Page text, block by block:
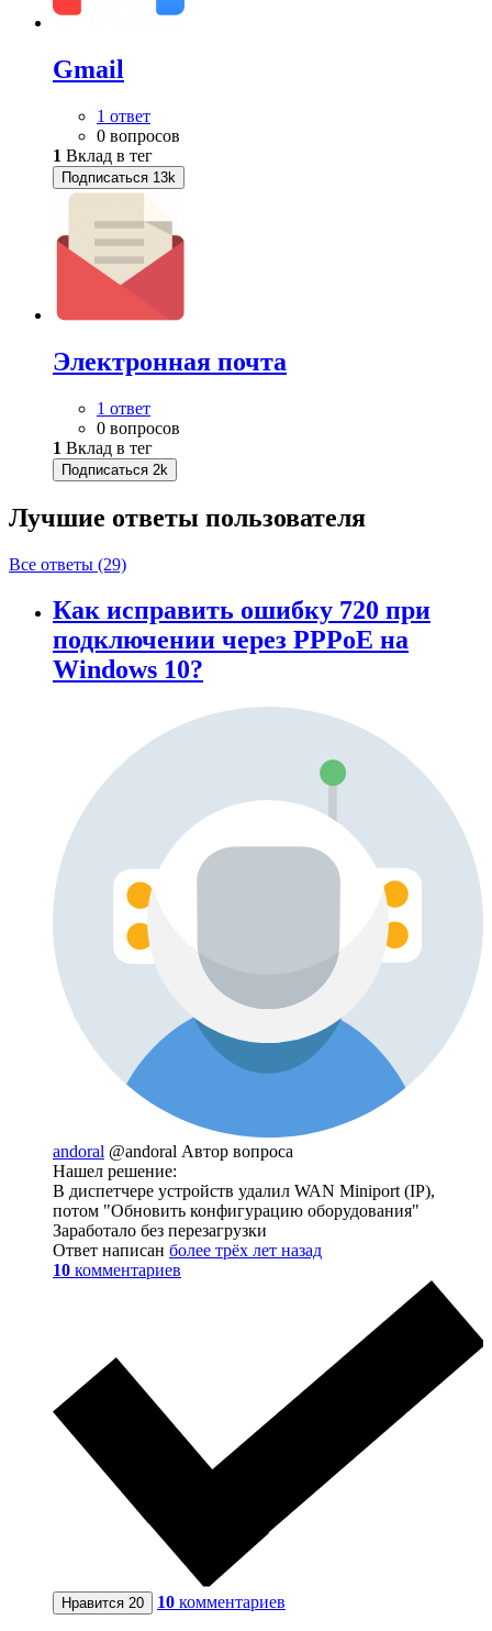
Gmail
1 ответ
0 вопросов
1 Вклад в тег
Подписаться 13k
Электронная почта
1 ответ
0 вопросов
1 Вклад в тег
Подписаться 2k
Лучшие ответы пользователя
Все ответы (29)
Как исправить ошибку 720 при
подключении через PPPoE на
Windows 10?
andoral @andoral Автор вопроса
Нашел решение:
В диспетчере устройств удалил WAN Miniport (IP),
потом "Обновить конфигурацию оборудования"
Заработало без перезагрузки
Ответ написан более трёх лет назад
10 комментариев
Нравится 20 10 комментариев